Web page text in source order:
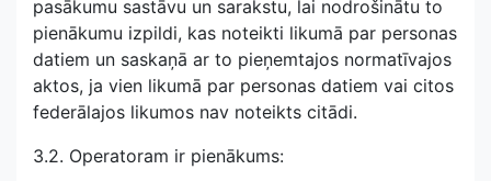
pasākumu sastāvu un sarakstu, lai nodrošinātu to
pienākumu izpildi, kas noteikti likumā par personas
datiem un saskaņā ar to pieņemtajos normatīvajos
aktos, ja vien likumā par personas datiem vai citos
federālajos likumos nav noteikts citādi.
3.2. Operatoram ir pienākums: